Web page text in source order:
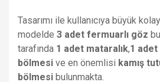
Tasarımı ile kullanıcıya büyük
modelde 3 adet fermuarlı göz
tarafında 1 adet mataralık,1
bölmesi ve en önemlisi kamış
bölmesi bulunmakta.